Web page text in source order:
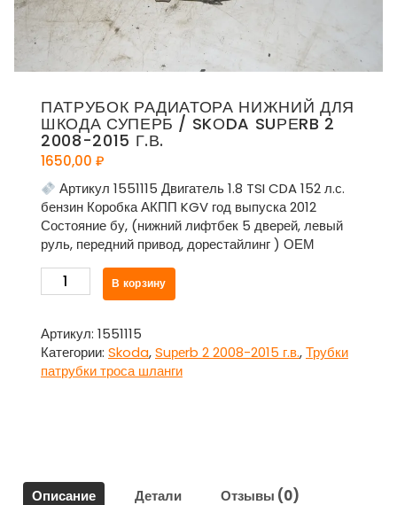
ПАТРУБОК РАДИАТОРА НИЖНИЙ ДЛЯ
ШКОДА СУПЕРБ / SKОDA SUРЕRB 2
2008-2015 Г.В.
1650,00 ₽
Артикул 1551115 Двигатель 1.8 TSI CDA 152 л.с.
бензин Коробка АКПП KGV год выпуска 2012
Состояние бу, (нижний лифтбек 5 дверей, левый
руль, передний привод, дорестайлинг ) ОЕМ
Количество
товара
радиатора
нижний
для
2
2008-
В корзину
Артикул: 1551115
Категории: Skoda,Suреrb 2 2008-2015 г.в.,Трубки
патрубки троса шланги
Описание Детали Отзывы (0)